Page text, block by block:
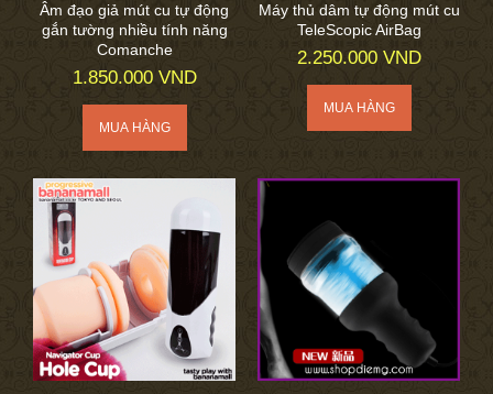
Âm đạo giả mút cu tự động
gắn tường nhiều tính năng
Comanche
1.850.000 VND
Máy thủ dâm tự động mút cu
TeleScopic AirBag
2.250.000 VND